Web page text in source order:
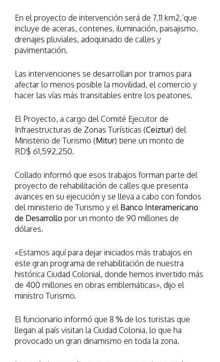
En el proyecto de intervención será de 7.11 km2,’que
incluye de aceras, contenes, iluminación, paisajismo,
drenajes pluviales, adoquinado de calles y
pavimentación.
Las intervenciones se desarrollan por tramos para
afectar lo menos posible la movilidad, el comercio y
hacer las vías más transitables entre los peatones.
El Proyecto, a cargo del Comité Ejecutor de
Infraestructuras de Zonas Turísticas (Ceiztur) del
Ministerio de Turismo (Mitur) tiene un monto de
RD$ 61,592,250.
Collado informó que esos trabajos forman parte del
proyecto de rehabilitación de calles que presenta
avances en su ejecución y se lleva a cabo con fondos
del ministerio de Turismo y el Banco Interamericano
de Desarrollo por un monto de 90 millones de
dólares.
«Estamos aquí para dejar iniciados más trabajos en
este gran programa de rehabilitación de nuestra
histórica Ciudad Colonial, donde hemos invertido más
de 400 millones en obras emblemáticas», dijo el
ministro Turismo.
El funcionario informó que 8 % de los turistas que
llegan al país visitan la Ciudad Colonia, lo que ha
provocado un gran dinamismo en toda la zona.